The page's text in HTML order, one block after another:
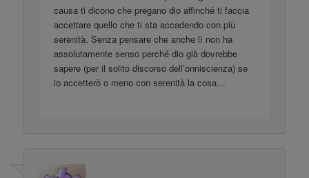
causa ti dicono che pregano dio affinché ti faccia
accettare quello che ti sta accadendo con più
serenità. Senza pensare che anche lì non ha
assolutamente senso perché dio già dovrebbe
sapere (per il solito discorso dell’onniscienza) se
io accetterò o meno con serenità la cosa…